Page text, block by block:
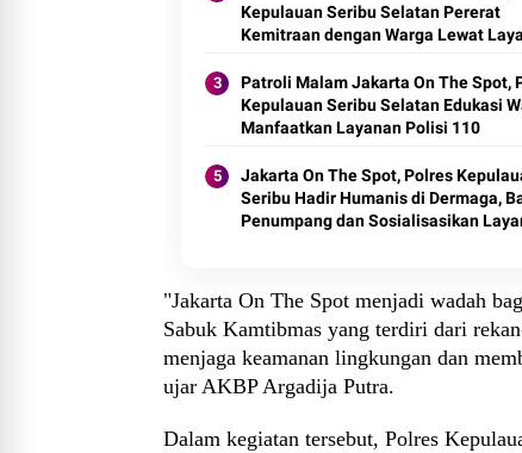
Kepulauan Seribu Selatan Pererat
Kemitraan dengan Warga Lewat
Patroli Malam Jakarta On The Spot,
Kepulauan Seribu Selatan Edukasi
Manfaatkan Layanan Polisi 110
Jakarta On The Spot, Polres
Seribu Hadir Humanis di Dermaga,
Penumpang dan Sosialisasikan
"Jakarta On The Spot menjadi wadah
Sabuk Kamtibmas yang terdiri dari
menjaga keamanan lingkungan dan
ujar AKBP Argadija Putra.
Dalam kegiatan tersebut, Polres